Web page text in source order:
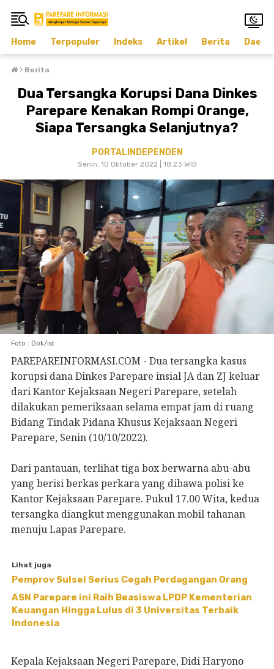
Home Terpopuler Indeks Artikel Berita
› Berita
Dua Tersangka Korupsi Dana Dinkes
Parepare Kenakan Rompi Orange,
Siapa Tersangka Selanjutnya?
PORTALINDEPENDEN
Senin, 10 Oktober 2022 | 18.23 WIB
Foto : Dok/ist
PAREPAREINFORMASI.COM - Dua tersangka kasus
korupsi dana Dinkes Parepare insial JA dan ZJ keluar
dari Kantor Kejaksaan Negeri Parepare, setelah
dilakukan pemeriksaan selama empat jam di ruang
Bidang Tindak Pidana Khusus Kejaksaan Negeri
Parepare, Senin (10/10/2022).
Dari pantauan, terlihat tiga box berwarna abu-abu
yang berisi berkas perkara yang dibawa polisi ke
Kantor Kejaksaan Parepare. Pukul 17.00 Wita, kedua
tersangka diangkut menggunakan mobil tahanan
menuju Lapas Parepare.
Lihat juga
Pemprov Sulsel Serius Cegah Perdagangan Orang
ASN Parepare ini Raih Beasiswa LPDP Kementerian
Keuangan Hingga Lulus di 3 Universitas Terbaik
Indonesia
Kepala Kejaksaan Negeri Parepare, Didi Haryono